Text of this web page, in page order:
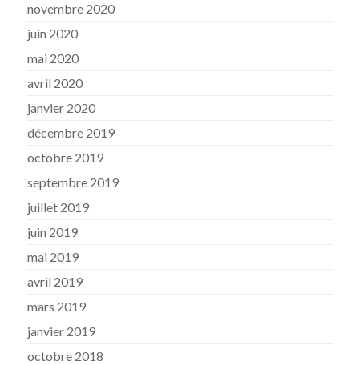
novembre 2020
juin 2020
mai 2020
avril 2020
janvier 2020
décembre 2019
octobre 2019
septembre 2019
juillet 2019
juin 2019
mai 2019
avril 2019
mars 2019
janvier 2019
octobre 2018